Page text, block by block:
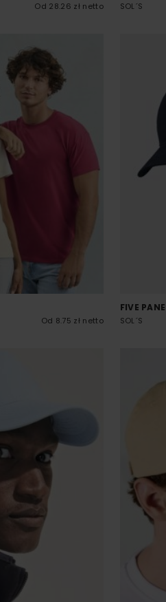
Od 28.26 zł netto SOL´S
Od 8.75 zł netto
FIVE
SOL´S